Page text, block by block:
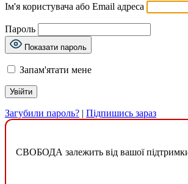
Ім'я користувача або Email адреса
Пароль
Показати пароль
Запам'ятати мене
Загубили пароль? | Підпишись зараз
СВОБОДА залежить від вашої